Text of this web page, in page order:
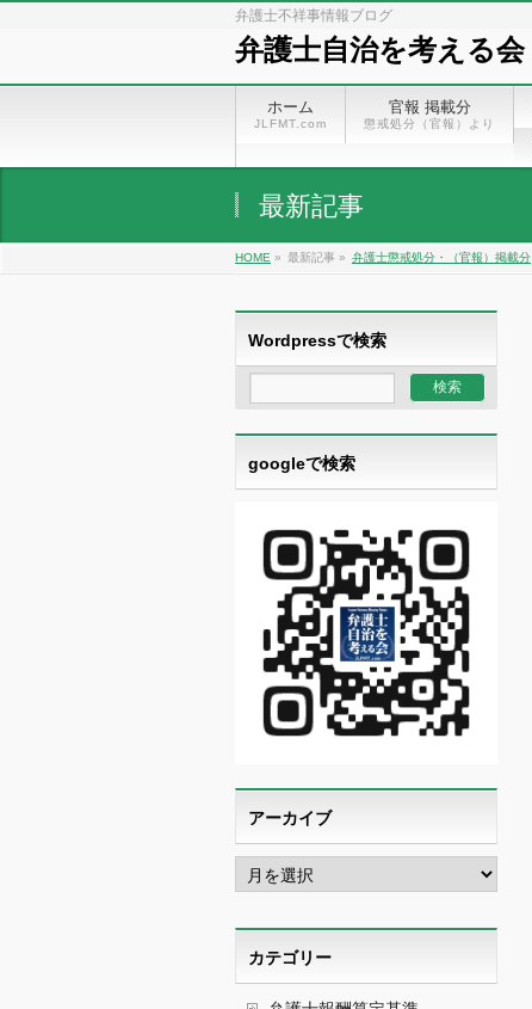
弁護士不祥事情報ブログ
弁護士自治を考える会
ホーム
JLFMT.com
官報 掲載分
懲戒処分（官報）より
最新記事
HOME » 最新記事 » 弁護士懲戒処分・（官報）掲載分
Wordpressで検索
googleで検索
アーカイブ
ア
ー
イ
ブカテゴリー